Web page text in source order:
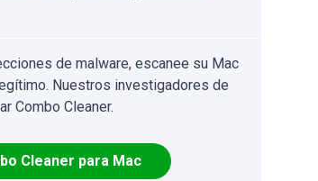
de malware, escanee su Mac
Nuestros investigadores de
Combo Cleaner.
Cleaner para Mac